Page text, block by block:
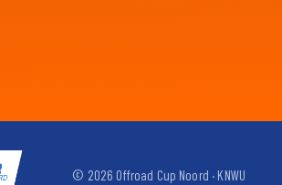
© 2026 Offroad Cup Noord · KNWU